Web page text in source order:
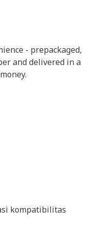
- prepackaged,
and delivered in a
kompatibilitas